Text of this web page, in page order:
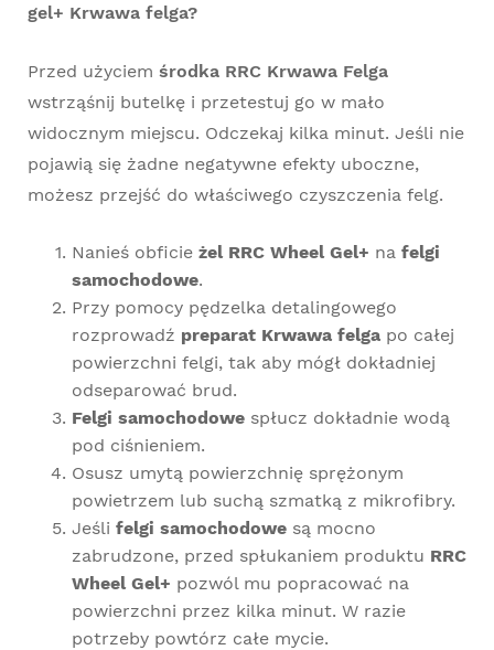
gel+ Krwawa felga?
Przed użyciem środka RRC Krwawa Felga
wstrząśnij butelkę i przetestuj go w mało
widocznym miejscu. Odczekaj kilka minut. Jeśli nie
pojawią się żadne negatywne efekty uboczne,
możesz przejść do właściwego czyszczenia felg.
Nanieś obficie żel RRC Wheel Gel+ na felgi
samochodowe.
Przy pomocy pędzelka detalingowego
rozprowadź preparat Krwawa felga po całej
powierzchni felgi, tak aby mógł dokładniej
odseparować brud.
Felgi samochodowe spłucz dokładnie wodą
pod ciśnieniem.
Osusz umytą powierzchnię sprężonym
powietrzem lub suchą szmatką z mikrofibry.
Jeśli felgi samochodowe są mocno
zabrudzone, przed spłukaniem produktu RRC
Wheel Gel+ pozwól mu popracować na
powierzchni przez kilka minut. W razie
potrzeby powtórz całe mycie.